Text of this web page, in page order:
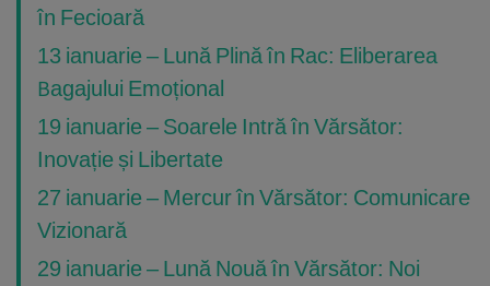
în Fecioară
13 ianuarie – Lună Plină în Rac: Eliberarea
Bagajului Emoțional
19 ianuarie – Soarele Intră în Vărsător:
Inovație și Libertate
27 ianuarie – Mercur în Vărsător: Comunicare
Vizionară
29 ianuarie – Lună Nouă în Vărsător: Noi